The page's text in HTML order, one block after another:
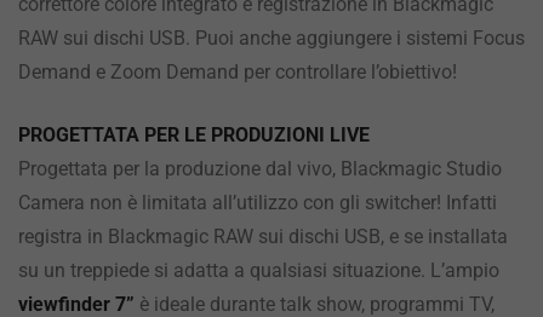
RAW sui dischi USB. Puoi anche aggiungere i sistemi Focus
Demand e Zoom Demand per controllare l’obiettivo!
PROGETTATA PER LE PRODUZIONI LIVE
Progettata per la produzione dal vivo, Blackmagic Studio
Camera non è limitata all’utilizzo con gli switcher! Infatti
registra in Blackmagic RAW sui dischi USB, e se installata
su un treppiede si adatta a qualsiasi situazione. L’ampio
viewfinder 7” è ideale durante talk show, programmi TV,